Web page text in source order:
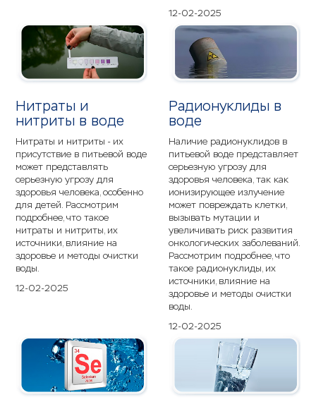
12-02-2025
Нитраты и
нитриты в воде
Нитраты и нитриты - их
присутствие в питьевой воде
может представлять
серьезную угрозу для
здоровья человека, особенно
для детей. Рассмотрим
подробнее, что такое
нитраты и нитриты, их
источники, влияние на
здоровье и методы очистки
воды.
12-02-2025
Радионуклиды в
воде
Наличие радионуклидов в
питьевой воде представляет
серьезную угрозу для
здоровья человека, так как
ионизирующее излучение
может повреждать клетки,
вызывать мутации и
увеличивать риск развития
онкологических заболеваний.
Рассмотрим подробнее, что
такое радионуклиды, их
источники, влияние на
здоровье и методы очистки
воды.
12-02-2025